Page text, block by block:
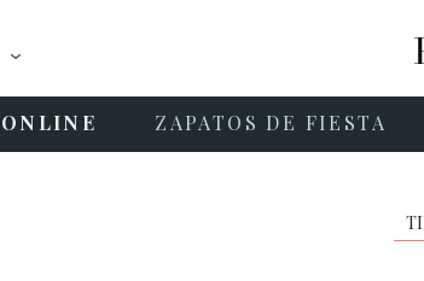
ZAPATOS DE FIESTA